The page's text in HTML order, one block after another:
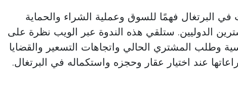
البرتغال فهمًا للسوق وعملية الشراء والحماية
الدوليين. ستلقي هذه الندوة عبر الويب نظرة على
وطلب المشتري الحالي واتجاهات التسعير والقضايا
عند اختيار عقار وحجزه واستكماله في البرتغال.